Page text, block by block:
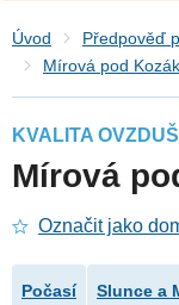
Úvod Předpověď
Mírová pod
KVALITA OVZDUŠÍ
Mírová
Označit jako
Počasí Slunce a